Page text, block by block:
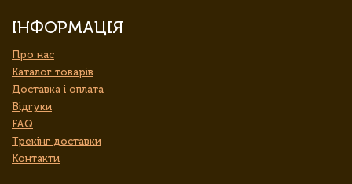
ІНФОРМАЦІЯ
Про нас
Каталог товарів
Доставка і оплата
Відгуки
FAQ
Трекінг доставки
Контакти